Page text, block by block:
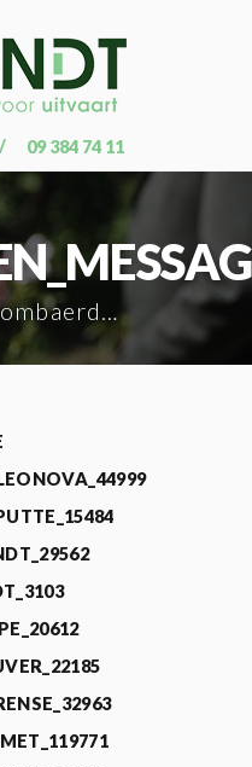
09 384 74 11